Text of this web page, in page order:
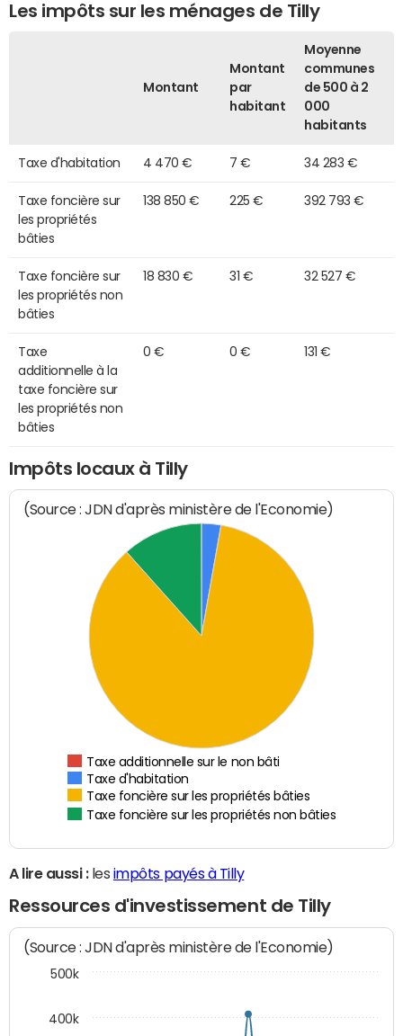
Les impôts sur les ménages de Tilly
Montant
Montant
par
habitant
Moyenne
communes
de 500 à 2
000
habitants
Taxe d'habitation 4 470 € 7 € 34 283 €
Taxe foncière sur
les propriétés
bâties
138 850 € 225 € 392 793 €
Taxe foncière sur
les propriétés non
bâties
18 830 € 31 € 32 527 €
Taxe
additionnelle à la
taxe foncière sur
les propriétés non
bâties
0 € 0 € 131 €
Impôts locaux à Tilly
(Source : JDN d'après ministère de l'Economie)
Taxe additionnelle sur le non bâti
Taxe d'habitation
Taxe foncière sur les propriétés bâties
Taxe foncière sur les propriétés non bâties
A lire aussi :les impôts payés à Tilly
Ressources d'investissement de Tilly
(Source : JDN d'après ministère de l'Economie)
400k
500k